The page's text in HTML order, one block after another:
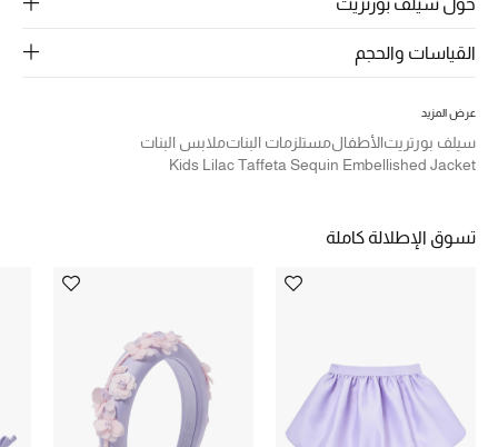
نسوقوا أحدث ما وصلنا
عرض جميع المنتجات
الموسم الجديد
القياسات والحجم
عرض المزيد
سيلف بورتريتالأطفالمستلزمات البناتملابس البنات
Kids Lilac Taffeta Sequin Embellished Jacket
تسوق الإطلالة كاملة